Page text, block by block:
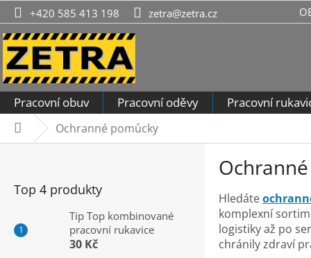
Přejít
na
obsah
+420 585 413 198 zetra@zetra.cz
Pracovní obuv Pracovní oděvy Pracovní
DomůOchranné pomůcky
Top 4 produkty
Tip Top kombinované
pracovní rukavice
30 Kč
Hledáte
komplexní
logistiky až po
chránily zdraví